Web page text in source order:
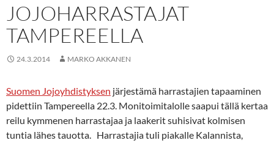
JOJOHARRASTAJAT
TAMPEREELLA
24.3.2014 MARKO AKKANEN
Suomen Jojoyhdistyksen järjestämä harrastajien tapaaminen
pidettiin Tampereella 22.3. Monitoimitalolle saapui tällä kertaa
reilu kymmenen harrastajaa ja laakerit suhisivat kolmisen
tuntia lähes tauotta. Harrastajia tuli piakalle Kalannista,